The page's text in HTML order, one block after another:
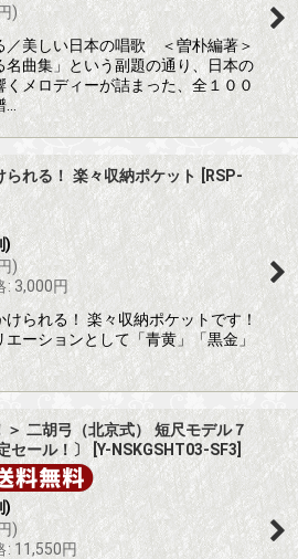
円)
／美しい日本の唱歌 ＜曽朴編著＞
名曲集」という副題の通り、日本の
くメロディーが詰まった、全１００
…
られる！ 楽々収納ポケット [ RSP-
)
円)
:3,000円
られる！ 楽々収納ポケットです！
ーションとして「青黄」「黒金」
＞ 二胡弓（北京式） 短尺モデル７
セール！〕 [Y-NSKGSHT03-SF3]
)
)
: 11,550円